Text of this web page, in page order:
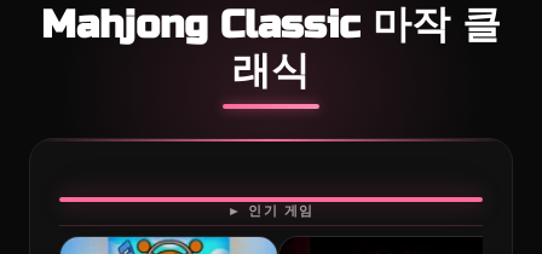
Fiddlebops 모드
Incredibox 모드
Sprunki 모드
Mahjong Classic 마작 클
래식
► 인기 게임
플레이